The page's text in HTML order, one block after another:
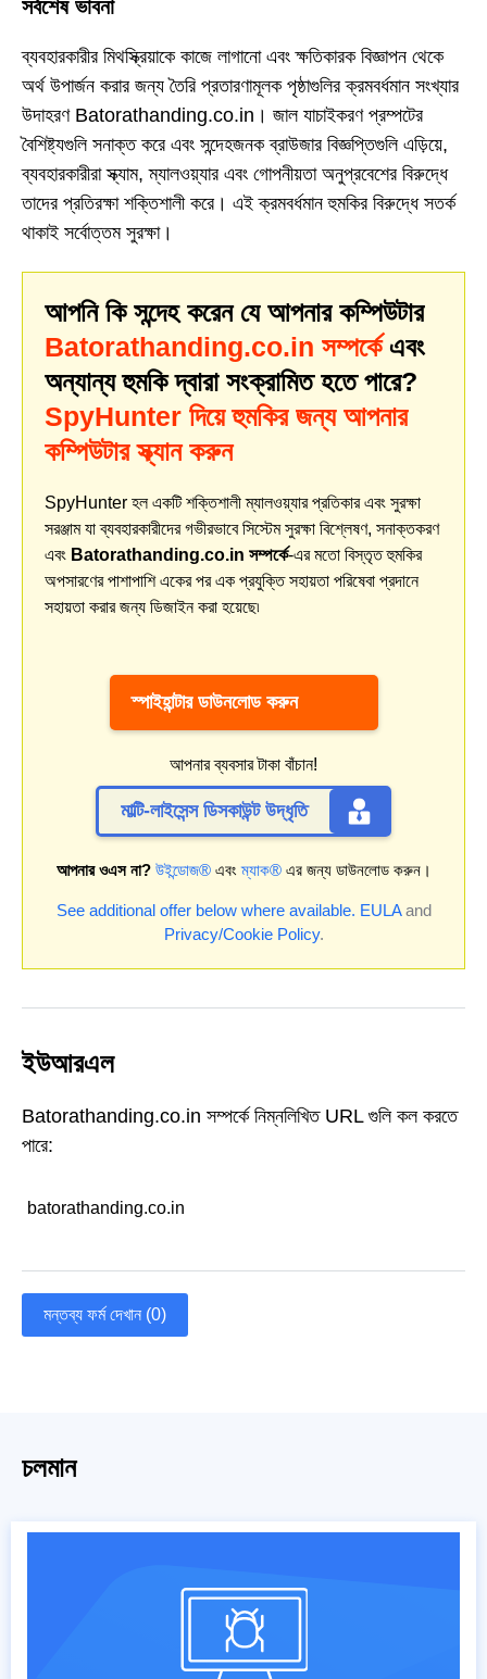
সর্বশেষ ভাবনা
ব্যবহারকারীর মিথস্ক্রিয়াকে কাজে লাগানো এবং ক্ষতিকারক বিজ্ঞাপন থেকে
অর্থ উপার্জন করার জন্য তৈরি প্রতারণামূলক পৃষ্ঠাগুলির ক্রমবর্ধমান সংখ্যার
উদাহরণ Batorathanding.co.in। জাল যাচাইকরণ প্রম্পটের
বৈশিষ্ট্যগুলি সনাক্ত করে এবং সন্দেহজনক ব্রাউজার বিজ্ঞপ্তিগুলি এড়িয়ে,
ব্যবহারকারীরা স্ক্যাম, ম্যালওয়্যার এবং গোপনীয়তা অনুপ্রবেশের বিরুদ্ধে
তাদের প্রতিরক্ষা শক্তিশালী করে। এই ক্রমবর্ধমান হুমকির বিরুদ্ধে সতর্ক
থাকাই সর্বোত্তম সুরক্ষা।
আপনি কি সন্দেহ করেন যে আপনার কম্পিউটার
Batorathanding.co.in সম্পর্কেএবং
অন্যান্য হুমকি দ্বারা সংক্রামিত হতে পারে?
SpyHunter দিয়ে হুমকির জন্য আপনার
কম্পিউটার স্ক্যান করুন
SpyHunter হল একটি শক্তিশালী ম্যালওয়্যার প্রতিকার এবং সুরক্ষা
সরঞ্জাম যা ব্যবহারকারীদের গভীরভাবে সিস্টেম সুরক্ষা বিশ্লেষণ, সনাক্তকরণ
এবং Batorathanding.co.in সম্পর্কে-এর মতো বিস্তৃত হুমকির
অপসারণের পাশাপাশি একের পর এক প্রযুক্তি সহায়তা পরিষেবা প্রদানে
সহায়তা করার জন্য ডিজাইন করা হয়েছে৷
স্পাইহান্টার ডাউনলোড করুন
আপনার ব্যবসার টাকা বাঁচান!
মাল্টি-লাইসেন্স ডিসকাউন্ট উদ্ধৃতি
আপনার ওএস না? উইন্ডোজ®এবংম্যাক®এর জন্য ডাউনলোড করুন।
See additional offer below where available. EULAand
Privacy/Cookie Policy.
ইউআরএল
Batorathanding.co.in সম্পর্কে নিম্নলিখিত URL গুলি কল করতে
পারে:
batorathanding.co.in
মন্তব্য ফর্ম দেখান (0)
চলমান